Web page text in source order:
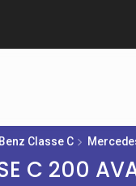
Classe C
C 200